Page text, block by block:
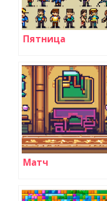
Пятница
Матч